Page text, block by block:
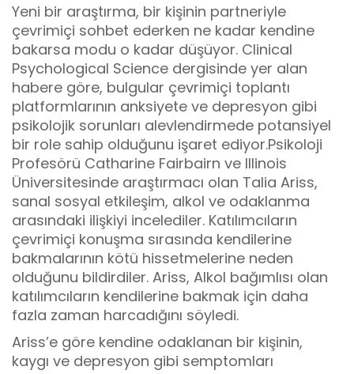
Yeni bir araştırma, bir kişinin partneriyle
çevrimiçi sohbet ederken ne kadar kendine
bakarsa modu o kadar düşüyor. Clinical
Psychological Science dergisinde yer alan
habere göre, bulgular çevrimiçi toplantı
platformlarının anksiyete ve depresyon gibi
psikolojik sorunları alevlendirmede potansiyel
bir role sahip olduğunu işaret ediyor.Psikoloji
Profesörü Catharine Fairbairn ve Illinois
Üniversitesinde araştırmacı olan Talia Ariss,
sanal sosyal etkileşim, alkol ve odaklanma
arasındaki ilişkiyi incelediler. Katılımcıların
çevrimiçi konuşma sırasında kendilerine
bakmalarının kötü hissetmelerine neden
olduğunu bildirdiler. Ariss, Alkol bağımlısı olan
katılımcıların kendilerine bakmak için daha
fazla zaman harcadığını söyledi.
Ariss’e göre kendine odaklanan bir kişinin,
kaygı ve depresyon gibi semptomları